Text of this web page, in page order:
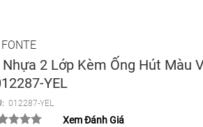
FONTE
Nhựa 2 Lớp Kèm Ống Hút Màu
YEL
012287-YEL
Xem Đánh Giá